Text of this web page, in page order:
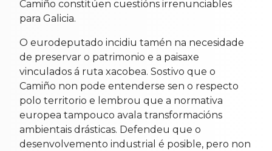
Camiño constitúen cuestións irrenunciables
para Galicia.
O eurodeputado incidiu tamén na necesidade
de preservar o patrimonio e a paisaxe
vinculados á ruta xacobea. Sostivo que o
Camiño non pode entenderse sen o respecto
polo territorio e lembrou que a normativa
europea tampouco avala transformacións
ambientais drásticas. Defendeu que o
desenvolvemento industrial é posible, pero non